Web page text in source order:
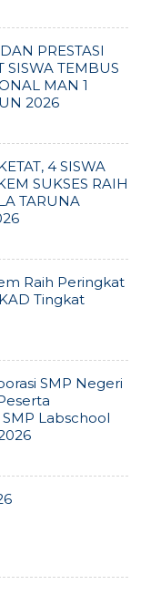
PRESTASI
SISWA TEMBUS
MAN 1
2026
4 SISWA
SUKSES RAIH
TARUNA
Raih Peringkat
Tingkat
SMP Negeri
Labschool